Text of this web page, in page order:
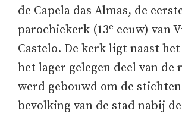
de Capela das Almas, de
parochiekerk (13e eeuw) van
Castelo. De kerk ligt naast
het lager gelegen deel van de
werd gebouwd om de
bevolking van de stad nabij